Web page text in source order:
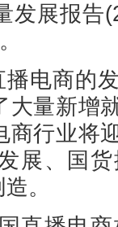
发展报
电商的
大量新增
商行业将
展、国
。